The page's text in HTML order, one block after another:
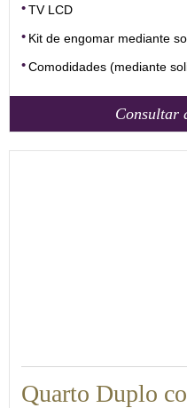
TV LCD
Kit de engomar mediante
Comodidades (mediante
Consultar
Quarto Duplo